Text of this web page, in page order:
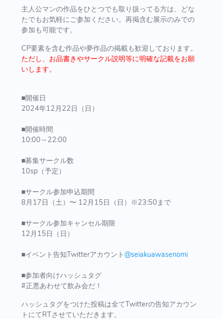
主人公マンの作品をひとつでも取り扱ってる方は、どな
たでもお気軽にご参加ください。再掲含む展示のみでの
参加も可能です。
CP要素を含む作品や夢作品の掲載も歓迎しております。
ただし、お品書きやサークル説明等に明確な記載をお願
いします。
■開催日
2024年12月22日（日）
■開催時間
10:00～22:00
■募集サークル数
10sp（予定）
■サークル参加申込期間
8月17日（土）〜 12月15日（日）※23:50まで
■サークル参加キャンセル期限
12月15日（日）
■イベント告知Twitterアカウント@seiakuawasenomi
■参加者向けハッシュタグ
#正悪あわせて飲み会だ！
ハッシュタグをつけた投稿は全てTwitterの告知アカウン
トにてRTさせていただきます。